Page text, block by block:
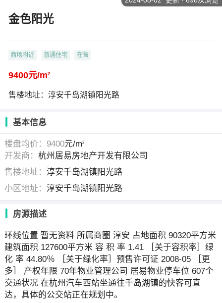
金色阳光
商场附近 普通住宅 在售
9400元/m2
售楼地址：淳安千岛湖镇阳光路
基本信息
楼盘均价：9400元/m2
开发商：杭州居易房地产开发有限公司
售楼地址：淳安千岛湖镇阳光路
小区地址：淳安千岛湖镇阳光路
房源描述
环线位置 暂无资料 所属商圈 淳安 占地面积 90320平方米
建筑面积 127600平方米 容 积 率 1.41 ［关于容积率］绿
化 率 44.80％ ［关于绿化率］预售许可证 2008-05 ［更
多］ 产权年限 70年物业管理公司 居易物业停车位 607个
交通状况 在杭州汽车西站坐通往千岛湖镇的快客可直
达，具体的公交站正在规划中。